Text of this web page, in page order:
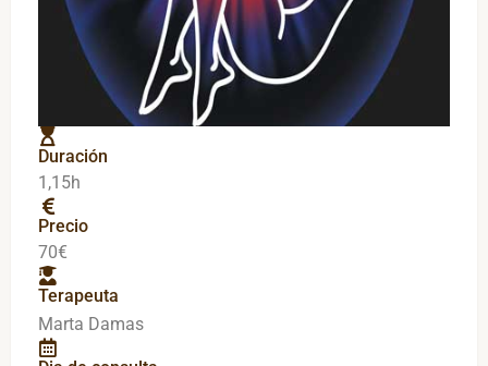
Duración
1,15h
Precio
70€
Terapeuta
Marta Damas